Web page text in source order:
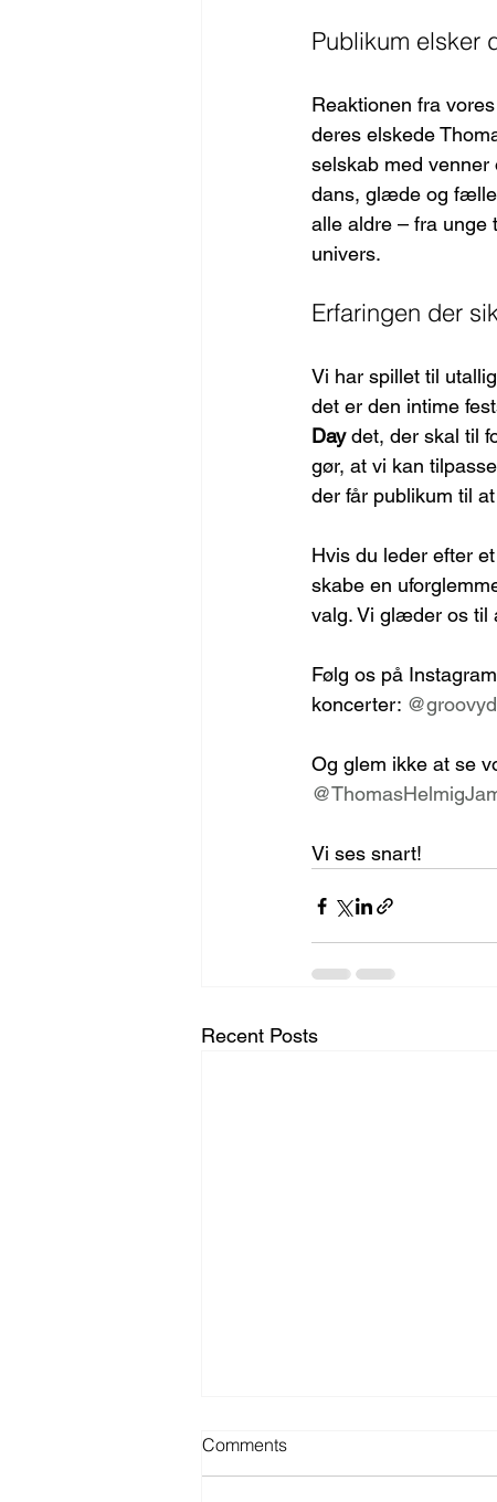
Publikum
Reaktionen fra
deres elskede
selskab med venner
dans, glæde og
alle aldre – fra unge
univers.
Erfaringen der
Vi har spillet til
det er den intime
Day det, der skal til
gør, at vi kan
der får publikum til
Hvis du leder efter
skabe en
valg. Vi glæder os til
Følg os på
koncerter: @
Og glem ikke at se
Vi ses snart!
Recent Posts
Comments